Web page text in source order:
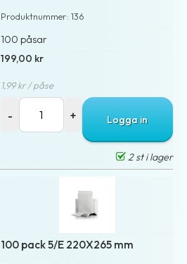
Produktnummer: 136
100 påsar
199,00 kr
1,99 kr / påse
Logga in
2 st i lager
100 pack 5/E 220X265 mm